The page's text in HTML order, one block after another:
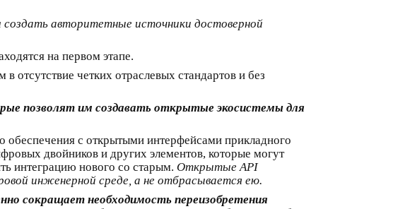
авторитетные источники достоверной
на первом этапе.
отсутствие четких отраслевых стандартов и без
позволят им создавать открытые экосистемы для
обеспечения с открытыми интерфейсами прикладного
двойников и других элементов, которые могут
интеграцию нового со старым. Открытые API
инженерной среде, а не отбрасывается ею.
сокращает необходимость переизобретения